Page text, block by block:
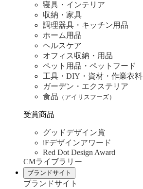
寝具・インテリア
収納・家具
調理器具・キッチン用品
ホーム用品
ヘルスケア
オフィス収納・用品
ペット用品・ペットフード
工具・DIY・資材・作業衣料
ガーデン・エクステリア
食品 （アイリスフーズ）
受賞商品
グッドデザイン賞
iFデザインアワード
Red Dot Design Award
CMライブラリー
ブランドサイト
ブランドサイト